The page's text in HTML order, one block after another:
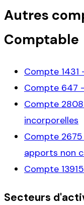
Autres
Comptable
Compte 1431
Compte 647
Compte 2808
incorporelles
Compte 2675
apports non
Compte 13915
Secteurs